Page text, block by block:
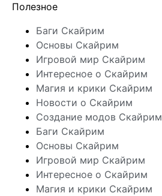
Полезное
Баги Скайрим
Основы Скайрим
Игровой мир Скайрим
Интересное о Скайрим
Магия и крики Скайрим
Новости о Скайрим
Создание модов Скайрим
Баги Скайрим
Основы Скайрим
Игровой мир Скайрим
Интересное о Скайрим
Магия и крики Скайрим